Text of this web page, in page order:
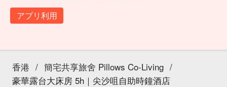
アプリ利用
香港 / 簡宅共享旅舍 Pillows Co-Living /
豪華露台大床房 5h｜尖沙咀自助時鐘酒店